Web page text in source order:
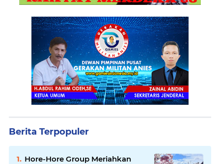
Berita Terpopuler
Hore-Hore Group Meriahkan